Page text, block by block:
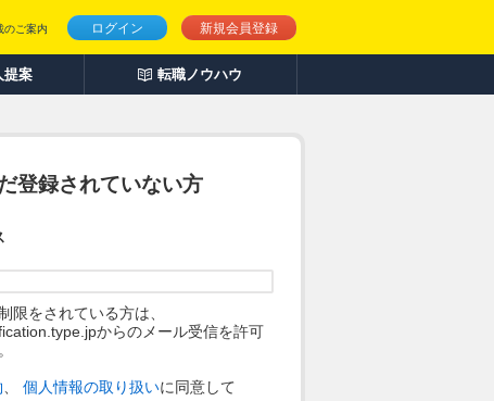
ログイン 新規会員登録
のご案内
提案 転職ノウハウ
登録されていない方
限をされている方は、
からのメール受信を許可
個人情報の取り扱いに同意して